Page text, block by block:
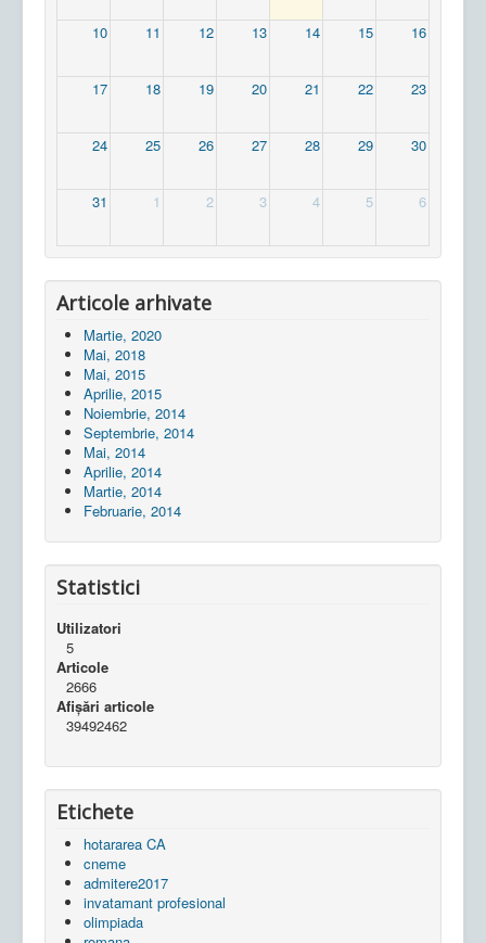
10 11 12 13 14 15 16
17 18 19 20 21 22 23
24 25 26 27 28 29 30
31 1 2 3 4 5 6
Articole arhivate
Martie, 2020
Mai, 2018
Mai, 2015
Aprilie, 2015
Noiembrie, 2014
Septembrie, 2014
Mai, 2014
Aprilie, 2014
Martie, 2014
Februarie, 2014
Statistici
Utilizatori
5
Articole
2666
Afișări articole
39492462
Etichete
hotararea CA
cneme
admitere2017
invatamant profesional
olimpiada